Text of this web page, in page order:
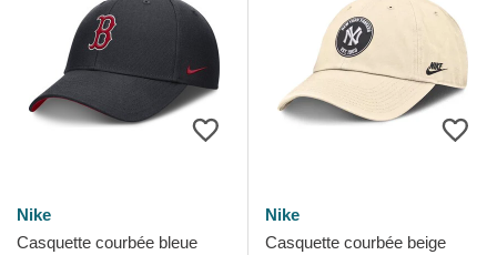
Nike
Casquette courbée bleue
Nike
Casquette courbée beige